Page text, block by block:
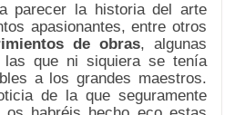
parecer la historia del arte
apasionantes, entre otros
de obras, algunas
que ni siquiera se tenía
a los grandes maestros.
de la que seguramente